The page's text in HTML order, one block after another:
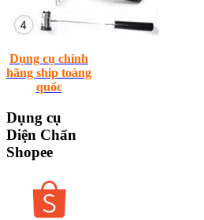
Dụng cụ chính
hãng ship toàng
quốc
Dụng cụ
Diện Chẩn
Shopee